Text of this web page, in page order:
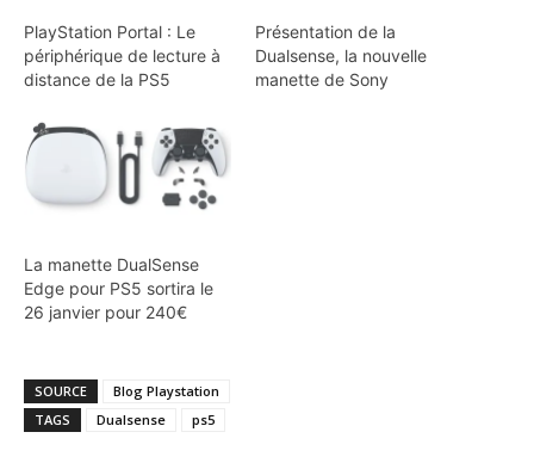
PlayStation Portal : Le
périphérique de lecture à
distance de la PS5
Présentation de la
Dualsense, la nouvelle
manette de Sony
La manette DualSense
Edge pour PS5 sortira le
26 janvier pour 240€
SOURCE
Blog Playstation
TAGS
Dualsense ps5